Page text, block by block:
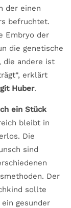
der einen
befruchtet.
Embryo der
die genetische
die andere ist
erklärt
Huber.
ein Stück
bleibt in
Die
sind
Der
sollte
gesunder